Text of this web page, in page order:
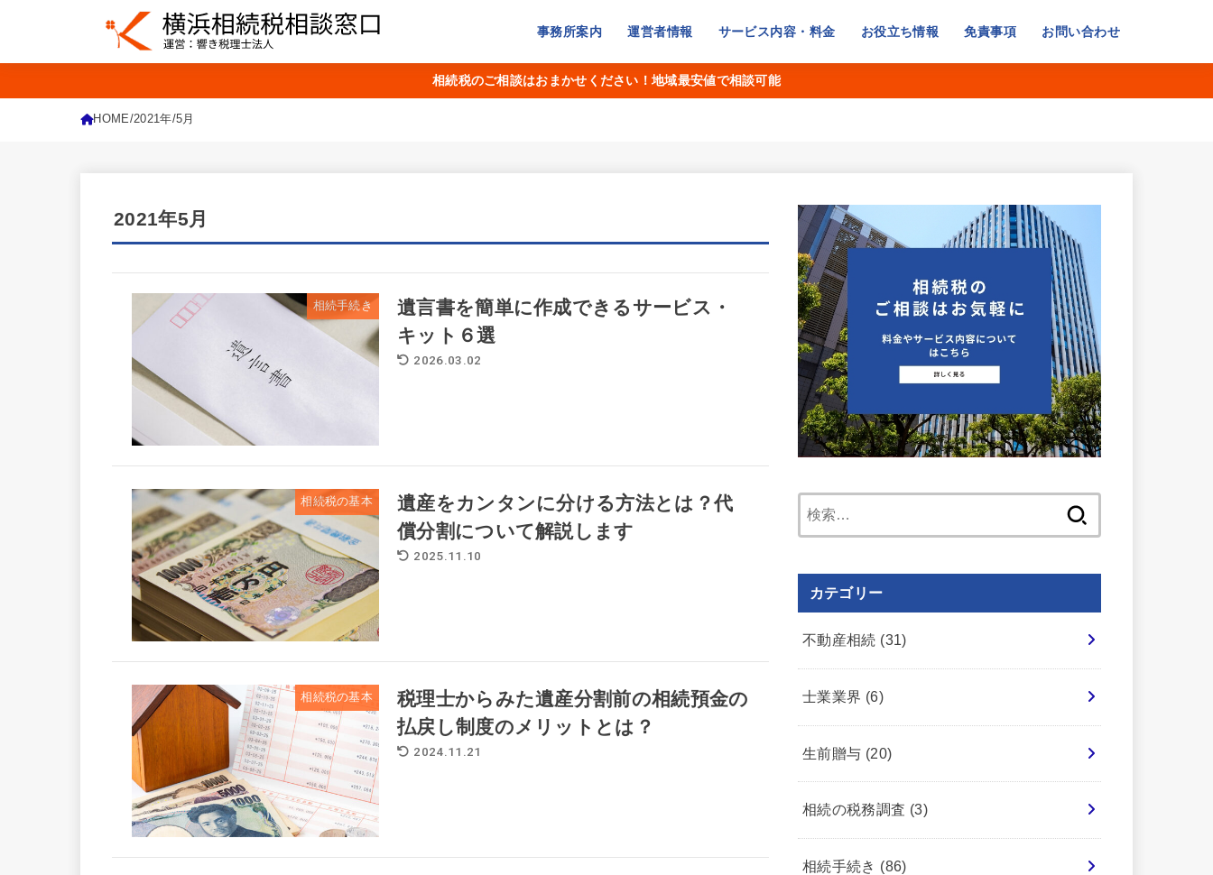
事務所案内 運営者情報 サービス内容・料金 お役立ち情報 免責事項 お問い合わせ
相続税のご相談はおまかせください！地域最安値で相談可能
HOME 2021年 5月
2021年5月
相続手続き
遺言書を簡単に作成できるサービス・
キット６選
2026.03.02
相続税の基本
遺産をカンタンに分ける方法とは？代
償分割について解説します
2025.11.10
相続税の基本
税理士からみた遺産分割前の相続預金の
払戻し制度のメリットとは？
2024.11.21
索:
カテゴリー
不動産相続 (31)
士業業界 (6)
生前贈与 (20)
相続の税務調査 (3)
相続手続き (86)